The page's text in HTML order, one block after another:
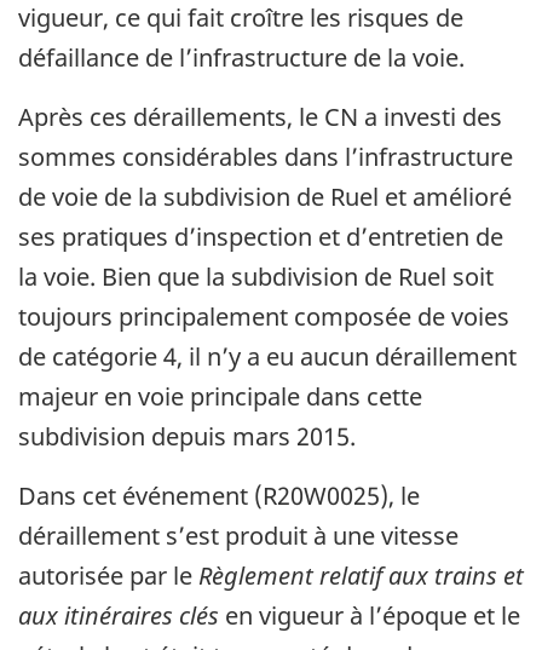
vigueur, ce qui fait croître les risques de
défaillance de l’infrastructure de la voie.
Après ces déraillements, le CN a investi des
sommes considérables dans l’infrastructure
de voie de la subdivision de Ruel et amélioré
ses pratiques d’inspection et d’entretien de
la voie. Bien que la subdivision de Ruel soit
toujours principalement composée de voies
de catégorie 4, il n’y a eu aucun déraillement
majeur en voie principale dans cette
subdivision depuis mars 2015.
Dans cet événement (R20W0025), le
déraillement s’est produit à une vitesse
autorisée par le Règlement relatif aux trains et
aux itinéraires clés en vigueur à l’époque et le